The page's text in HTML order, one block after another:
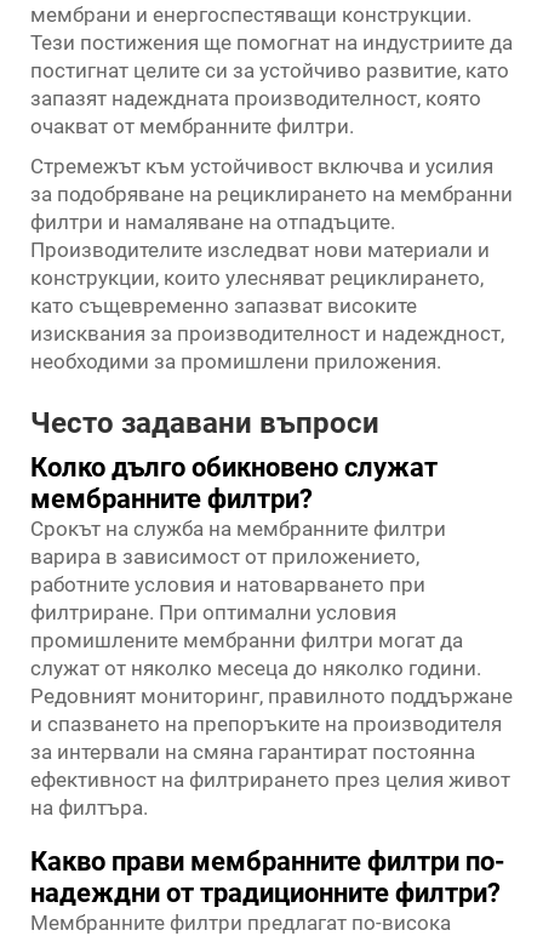
мембрани и енергоспестяващи конструкции.
Тези постижения ще помогнат на индустриите да
постигнат целите си за устойчиво развитие, като
запазят надеждната производителност, която
очакват от мембранните филтри.
Стремежът към устойчивост включва и усилия
за подобряване на рециклирането на мембранни
филтри и намаляване на отпадъците.
Производителите изследват нови материали и
конструкции, които улесняват рециклирането,
като същевременно запазват високите
изисквания за производителност и надеждност,
необходими за промишлени приложения.
Често задавани въпроси
Колко дълго обикновено служат
мембранните филтри?
Срокът на служба на мембранните филтри
варира в зависимост от приложението,
работните условия и натоварването при
филтриране. При оптимални условия
промишлените мембранни филтри могат да
служат от няколко месеца до няколко години.
Редовният мониторинг, правилното поддържане
и спазването на препоръките на производителя
за интервали на смяна гарантират постоянна
ефективност на филтрирането през целия живот
на филтъра.
Какво прави мембранните филтри по-
надеждни от традиционните филтри?
Мембранните филтри предлагат по-висока